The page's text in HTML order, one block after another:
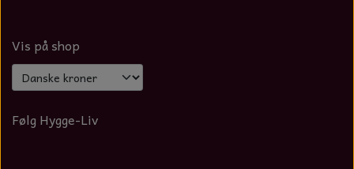
Vis på shop
Følg Hygge-Liv